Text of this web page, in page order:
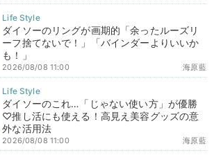
ダイソーのリングが画期的「余ったルーズリ
ーフ捨てないで！」「バインダーよりいいか
も！」
海原藍
2026/08/08 11:00
ダイソーのこれ…「じゃない使い方」が優勝
♡推し活にも使える！高見え美容グッズの意
外な活用法
海原藍
2026/08/08 11:00